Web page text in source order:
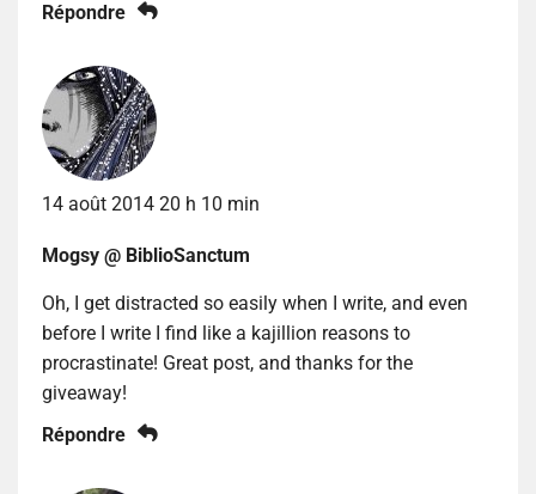
Répondre
14 août 2014 20 h 10 min
Mogsy @ BiblioSanctum
Oh, I get distracted so easily when I write, and even
before I write I find like a kajillion reasons to
procrastinate! Great post, and thanks for the
giveaway!
Répondre